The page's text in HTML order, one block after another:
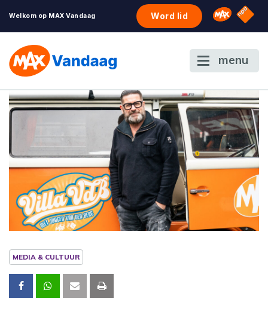
Welkom op MAX Vandaag Word lid Omroep
NPO
menu
MEDIA & CULTUUR